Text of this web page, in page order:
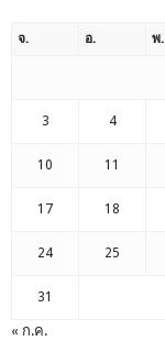
จ. อ. พ.
3 4
10 11
17 18
24 25
31
« ก.ค.